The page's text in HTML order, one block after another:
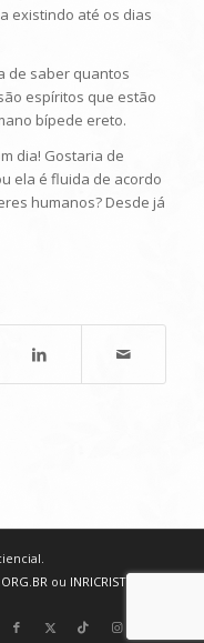
existindo até os dias
de saber quantos
espíritos que estão
bípede ereto.
dia! Gostaria de
ela é fluida de acordo
humanos? Desde já
ou INRICRISTO.NET